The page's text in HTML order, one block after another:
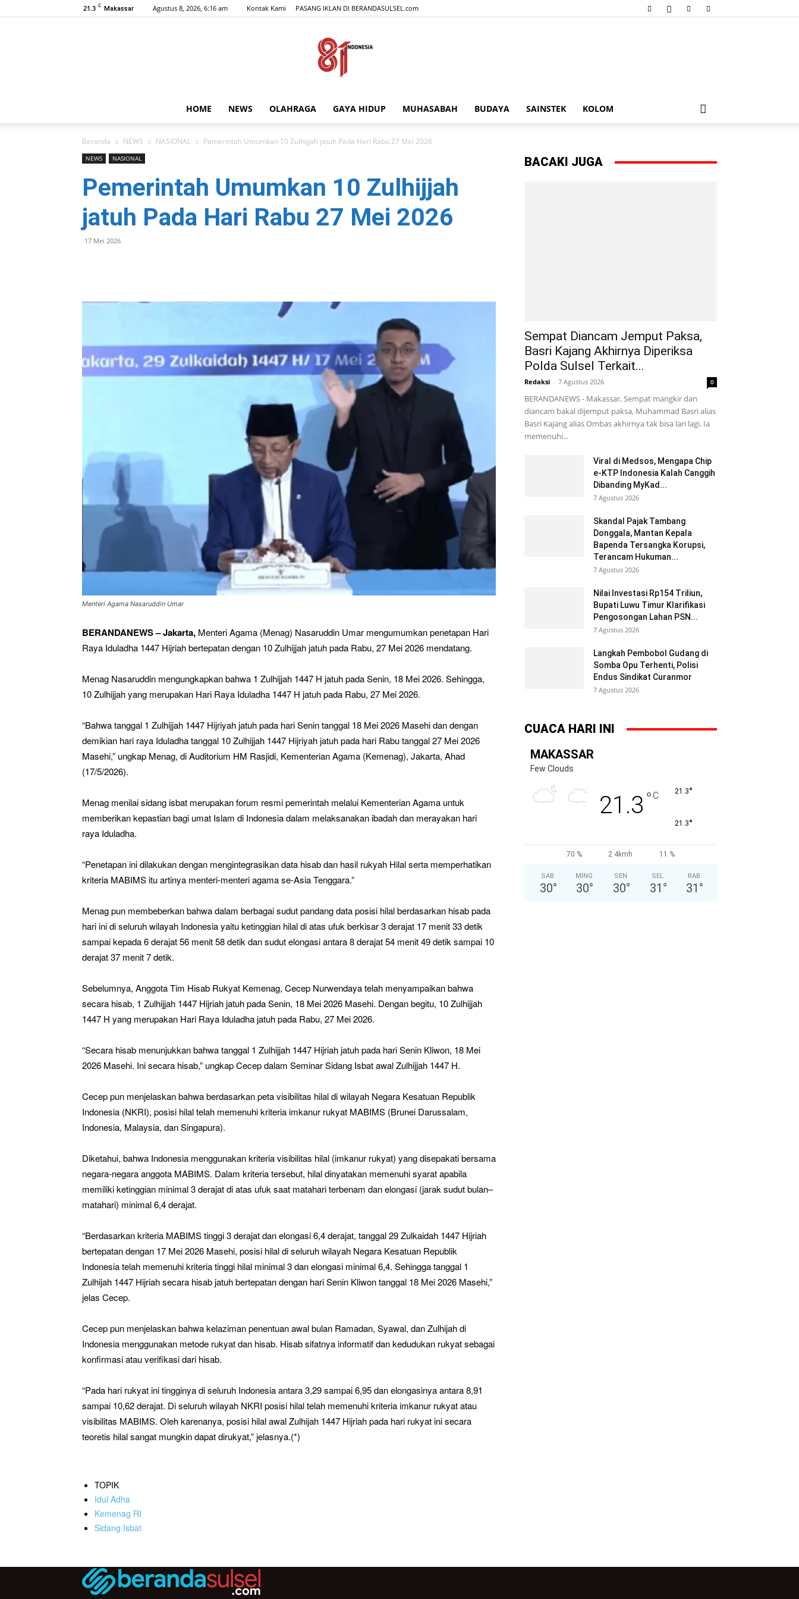
21.3 C Makassar Agustus 8, 2026, 6:16 am Kontak Kami PASANG IKLAN DI BERANDASULSEL.com
HOME NEWS OLAHRAGA GAYA HIDUP MUHASABAH BUDAYA SAINSTEK KOLOM
Beranda NEWS NASIONAL Pemerintah Umumkan 10 Zulhijjah jatuh Pada Hari Rabu 27 Mei 2026
NEWS NASIONAL
Pemerintah Umumkan 10 Zulhijjah
jatuh Pada Hari Rabu 27 Mei 2026
17 Mei 2026
Menteri Agama Nasaruddin Umar
BERANDANEWS – Jakarta, Menteri Agama (Menag) Nasaruddin Umar mengumumkan penetapan Hari
Raya Iduladha 1447 Hijriah bertepatan dengan 10 Zulhijjah jatuh pada Rabu, 27 Mei 2026 mendatang.
Menag Nasaruddin mengungkapkan bahwa 1 Zulhijjah 1447 H jatuh pada Senin, 18 Mei 2026. Sehingga,
10 Zulhijjah yang merupakan Hari Raya Iduladha 1447 H jatuh pada Rabu, 27 Mei 2026.
“Bahwa tanggal 1 Zulhijjah 1447 Hijriyah jatuh pada hari Senin tanggal 18 Mei 2026 Masehi dan dengan
demikian hari raya Iduladha tanggal 10 Zulhijjah 1447 Hijriyah jatuh pada hari Rabu tanggal 27 Mei 2026
Masehi,” ungkap Menag, di Auditorium HM Rasjidi, Kementerian Agama (Kemenag), Jakarta, Ahad
(17/5/2026).
Menag menilai sidang isbat merupakan forum resmi pemerintah melalui Kementerian Agama untuk
memberikan kepastian bagi umat Islam di Indonesia dalam melaksanakan ibadah dan merayakan hari
raya Iduladha.
“Penetapan ini dilakukan dengan mengintegrasikan data hisab dan hasil rukyah Hilal serta memperhatikan
kriteria MABIMS itu artinya menteri-menteri agama se-Asia Tenggara.”
Menag pun membeberkan bahwa dalam berbagai sudut pandang data posisi hilal berdasarkan hisab pada
hari ini di seluruh wilayah Indonesia yaitu ketinggian hilal di atas ufuk berkisar 3 derajat 17 menit 33 detik
sampai kepada 6 derajat 56 menit 58 detik dan sudut elongasi antara 8 derajat 54 menit 49 detik sampai 10
derajat 37 menit 7 detik.
Sebelumnya, Anggota Tim Hisab Rukyat Kemenag, Cecep Nurwendaya telah menyampaikan bahwa
secara hisab, 1 Zulhijjah 1447 Hijriah jatuh pada Senin, 18 Mei 2026 Masehi. Dengan begitu, 10 Zulhijjah
1447 H yang merupakan Hari Raya Iduladha jatuh pada Rabu, 27 Mei 2026.
“Secara hisab menunjukkan bahwa tanggal 1 Zulhijjah 1447 Hijriah jatuh pada hari Senin Kliwon, 18 Mei
2026 Masehi. Ini secara hisab,” ungkap Cecep dalam Seminar Sidang Isbat awal Zulhijjah 1447 H.
Cecep pun menjelaskan bahwa berdasarkan peta visibilitas hilal di wilayah Negara Kesatuan Republik
Indonesia (NKRI), posisi hilal telah memenuhi kriteria imkanur rukyat MABIMS (Brunei Darussalam,
Indonesia, Malaysia, dan Singapura).
Diketahui, bahwa Indonesia menggunakan kriteria visibilitas hilal (imkanur rukyat) yang disepakati bersama
negara-negara anggota MABIMS. Dalam kriteria tersebut, hilal dinyatakan memenuhi syarat apabila
memiliki ketinggian minimal 3 derajat di atas ufuk saat matahari terbenam dan elongasi (jarak sudut bulan–
matahari) minimal 6,4 derajat.
“Berdasarkan kriteria MABIMS tinggi 3 derajat dan elongasi 6,4 derajat, tanggal 29 Zulkaidah 1447 Hijriah
bertepatan dengan 17 Mei 2026 Masehi, posisi hilal di seluruh wilayah Negara Kesatuan Republik
Indonesia telah memenuhi kriteria tinggi hilal minimal 3 dan elongasi minimal 6,4. Sehingga tanggal 1
Zulhijah 1447 Hijriah secara hisab jatuh bertepatan dengan hari Senin Kliwon tanggal 18 Mei 2026 Masehi,”
jelas Cecep.
Cecep pun menjelaskan bahwa kelaziman penentuan awal bulan Ramadan, Syawal, dan Zulhijah di
Indonesia menggunakan metode rukyat dan hisab. Hisab sifatnya informatif dan kedudukan rukyat sebagai
konfirmasi atau verifikasi dari hisab.
“Pada hari rukyat ini tingginya di seluruh Indonesia antara 3,29 sampai 6,95 dan elongasinya antara 8,91
sampai 10,62 derajat. Di seluruh wilayah NKRI posisi hilal telah memenuhi kriteria imkanur rukyat atau
visibilitas MABIMS. Oleh karenanya, posisi hilal awal Zulhijah 1447 Hijriah pada hari rukyat ini secara
teoretis hilal sangat mungkin dapat dirukyat,” jelasnya.(*)
TOPIK
Idul Adha
Kemenag RI
Sidang Isbat
BACAKI JUGA
Sempat Diancam Jemput Paksa,
Basri Kajang Akhirnya Diperiksa
Polda Sulsel Terkait...
Redaksi - 7 Agustus 2026 0
BERANDANEWS - Makassar, Sempat mangkir dan
diancam bakal dijemput paksa, Muhammad Basri alias
Basri Kajang alias Ombas akhirnya tak bisa lari lagi. Ia
memenuhi...
Viral di Medsos, Mengapa Chip
e-KTP Indonesia Kalah Canggih
Dibanding MyKad...
7 Agustus 2026
Skandal Pajak Tambang
Donggala, Mantan Kepala
Bapenda Tersangka Korupsi,
Terancam Hukuman...
7 Agustus 2026
Nilai Investasi Rp154 Triliun,
Bupati Luwu Timur Klarifikasi
Pengosongan Lahan PSN...
7 Agustus 2026
Langkah Pembobol Gudang di
Somba Opu Terhenti, Polisi
Endus Sindikat Curanmor
7 Agustus 2026
CUACA HARI INI
MAKASSAR
Few Clouds
21.3 °C 21.3°
21.3°
70 % 2.4kmh 11 %
SAB
30°
MING
30°
SEN
30°
SEL
31 °
RAB
31 °